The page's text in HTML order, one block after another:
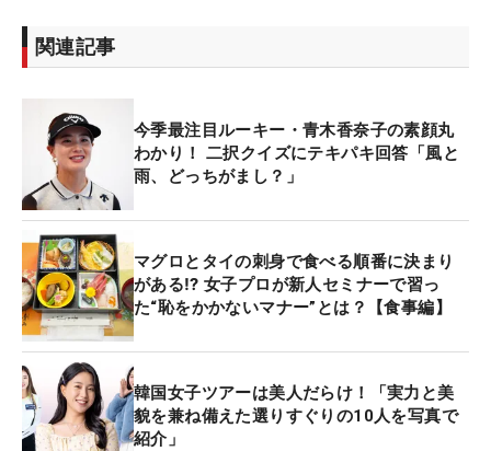
関連記事
今季最注目ルーキー・青木香奈子の素顔丸
わかり！ 二択クイズにテキパキ回答「風と
雨、どっちがまし？」
マグロとタイの刺身で食べる順番に決まり
がある⁉ 女子プロが新人セミナーで習っ
た“恥をかかないマナー”とは？【食事編】
韓国女子ツアーは美人だらけ！「実力と美
貌を兼ね備えた選りすぐりの10人を写真で
紹介」